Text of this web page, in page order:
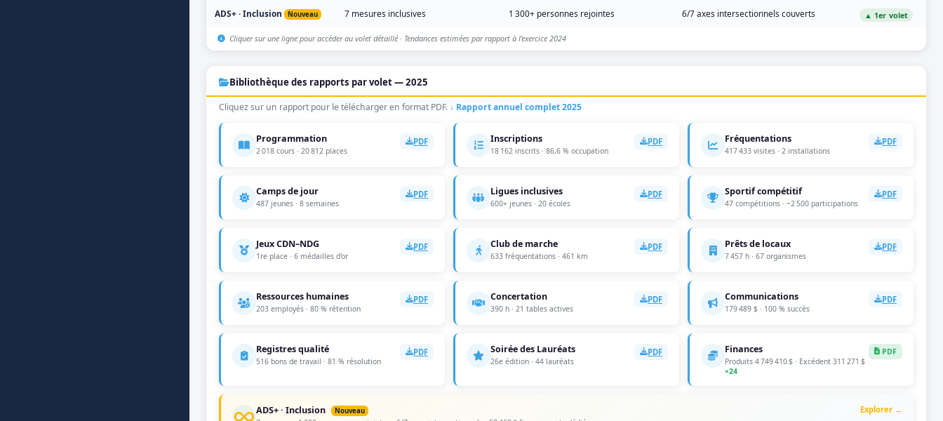
ADS+ · Inclusion Nouveau 7 mesures inclusives 1 300+ personnes rejointes 6/7 axes intersectionnels couverts ▲ 1er volet
Cliquer sur une ligne pour accéder au volet détaillé · Tendances estimées par rapport à l'exercice 2024
Bibliothèque des rapports par volet — 2025
Cliquez sur un rapport pour le télécharger en format PDF. ↓ Rapport annuel complet 2025
Programmation
2 018 cours · 20 812 places
PDF Inscriptions
18 162 inscrits · 86,6 % occupation
PDF Fréquentations
417 433 visites · 2 installations
PDF
Camps de jour
487 jeunes · 8 semaines
PDF Ligues inclusives
600+ jeunes · 20 écoles
PDF Sportif compétitif
47 compétitions · ~2 500 participations
PDF
Jeux CDN–NDG
1re place · 6 médailles d'or
PDF Club de marche
633 fréquentations · 461 km
PDF Prêts de locaux
7 457 h · 67 organismes
PDF
Ressources humaines
203 employés · 80 % rétention
PDF Concertation
390 h · 21 tables actives
PDF Communications
179 489 $ · 100 % succès
PDF
Registres qualité
516 bons de travail · 81 % résolution
PDF Soirée des Lauréats
26e édition · 44 lauréats
PDF Finances
Produits 4 749 410 $ · Excédent 311 271 $
×24
PDF
ADS+ · Inclusion Nouveau Explorer →